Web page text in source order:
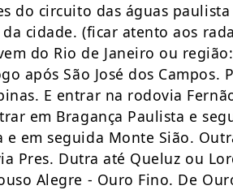
do circuito das águas
cidade. (ficar atento aos
do Rio de Janeiro ou
após São José dos
E entrar na rodovia
em Bragança Paulista e
em seguida Monte Sião.
Pres. Dutra até Queluz ou
Alegre - Ouro Fino. De